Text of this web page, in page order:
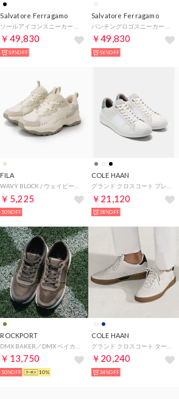
Salvatore Ferragamo
￥49,830
59%OFF
Salvatore Ferragamo
￥49,830
56%OFF
FILA
￥5,225
50%OFF
COLE HAAN
￥21,120
38%OFF
ROCKPORT
￥13,750
50%OFF 10%
COLE HAAN
￥20,240
34%OFF